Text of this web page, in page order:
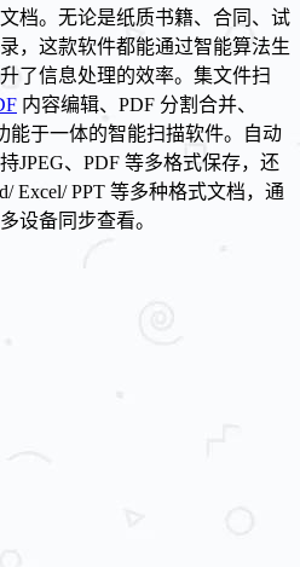
档。无论是纸质书籍、合同、试
，这款软件都能通过智能算法生
了信息处理的效率。 集文件扫
内容编辑、PDF 分割合并、
能于一体的智能扫描软件。自动
JPEG、PDF 等多格式保存，还
Excel/ PPT 等多种格式文档，通
设备同步查看。